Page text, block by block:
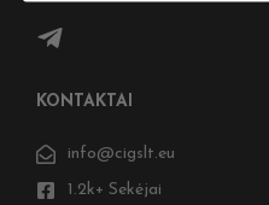
KONTAKTAI
info@cigslt.eu
1.2k+ Sekėjai